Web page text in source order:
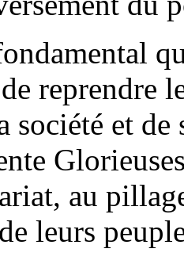
reprendre
et de
au
leurs